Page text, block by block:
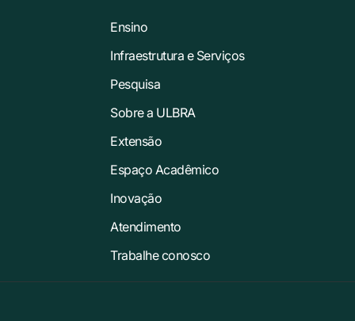
Ensino
Infraestrutura e Serviços
Pesquisa
Sobre a ULBRA
Extensão
Espaço Acadêmico
Inovação
Atendimento
Trabalhe conosco